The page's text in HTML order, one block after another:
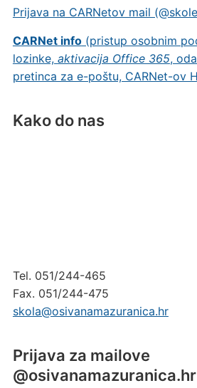
Prijava na CARNetov mail
CARNet info(pristup osobnim
lozinke, aktivacija Office 365,
pretinca za e-poštu, CARNet-ov
Kako do nas
Tel. 051/244-465
Fax. 051/244-475
skola@osivanamazuranica.hr
Prijava za mailove
@osivanamazuranica.hr